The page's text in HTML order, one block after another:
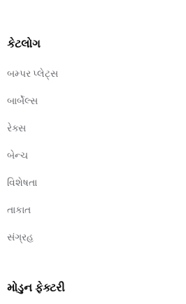
કેટલોગ
બમ્પર પ્લેટ્સ
બાર્બેલ્સ
રેક્સ
બેન્ચ
વિશેષતા
તાકાત
સંગ્રહ
મોડુન ફેક્ટરી